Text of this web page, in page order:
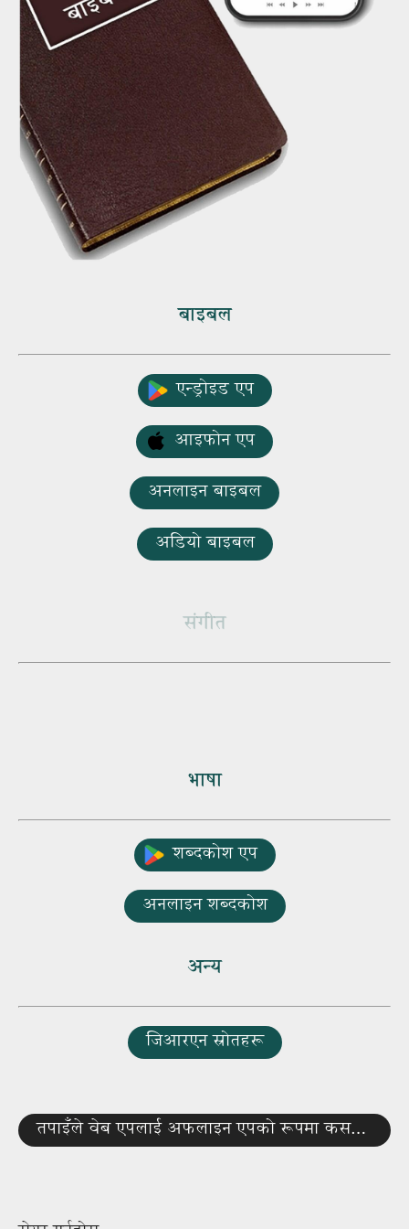
बाइबल
एन्ड्रोइड एप
आइफोन एप
अनलाइन बाइबल
अडियो बाइबल
संगीत
भाषा
शब्दकोश एप
अनलाइन शब्दकोश
अन्य
जिआरएन स्रोतहरू
तपाइँले वेब एपलाई अफलाइन एपको रूपमा कसरी प्रयोग गर्ने?